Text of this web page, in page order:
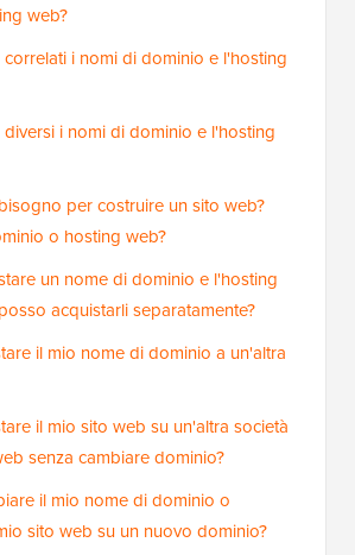
web?
i nomi di dominio e l'hosting
i nomi di dominio e l'hosting
per costruire un sito web?
o hosting web?
un nome di dominio e l'hosting
acquistarli separatamente?
il mio nome di dominio a un'altra
il mio sito web su un'altra società
senza cambiare dominio?
il mio nome di dominio o
sito web su un nuovo dominio?